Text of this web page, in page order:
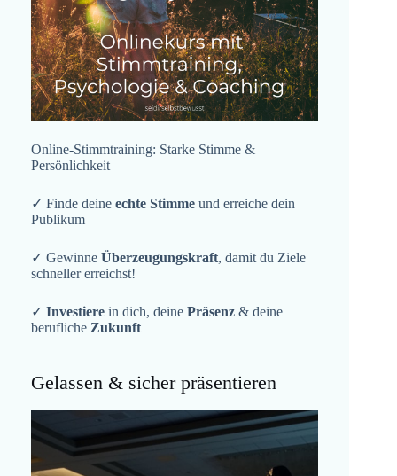
Online-Stimmtraining: Starke Stimme &
Persönlichkeit
✓ Finde deine echte Stimme und erreiche dein
Publikum
✓ Gewinne Überzeugungskraft, damit du Ziele
schneller erreichst!
✓ Investiere in dich, deine Präsenz & deine
berufliche Zukunft
Gelassen & sicher präsentieren